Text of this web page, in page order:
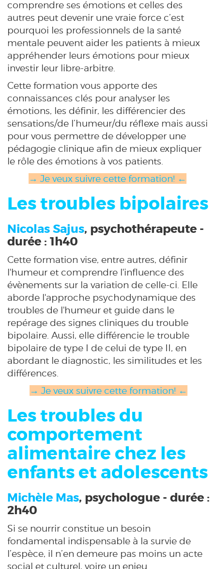
comprendre ses émotions et celles des
autres peut devenir une vraie force c’est
pourquoi les professionnels de la santé
mentale peuvent aider les patients à mieux
appréhender leurs émotions pour mieux
investir leur libre-arbitre.
Cette formation vous apporte des
connaissances clés pour analyser les
émotions, les définir, les différencier des
sensations/de l’humeur/du réflexe mais aussi
pour vous permettre de développer une
pédagogie clinique afin de mieux expliquer
le rôle des émotions à vos patients.
→ Je veux suivre cette formation! ←
Les troubles bipolaires
Nicolas Sajus, psychothérapeute -
durée : 1h40
Cette formation vise, entre autres, définir
l'humeur et comprendre l'influence des
évènements sur la variation de celle-ci. Elle
aborde l'approche psychodynamique des
troubles de l'humeur et guide dans le
repérage des signes cliniques du trouble
bipolaire. Aussi, elle différencie le trouble
bipolaire de type I de celui de type II, en
abordant le diagnostic, les similitudes et les
différences.
→ Je veux suivre cette formation! ←
Les troubles du
comportement
alimentaire chez les
enfants et adolescents
Michèle Mas, psychologue - durée :
2h40
Si se nourrir constitue un besoin
fondamental indispensable à la survie de
l’espèce, il n’en demeure pas moins un acte
social et culturel, voire un enjeu